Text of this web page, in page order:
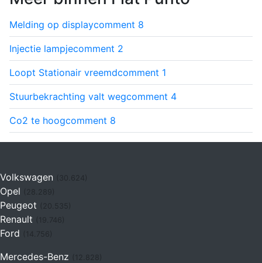
Melding op displaycomment 8
Injectie lampjecomment 2
Loopt Stationair vreemdcomment 1
Stuurbekrachting valt wegcomment 4
Co2 te hoogcomment 8
Volkswagen (30.624)
Opel
Peugeot
Renault (19.746)
Ford (14.756)
Mercedes-Benz